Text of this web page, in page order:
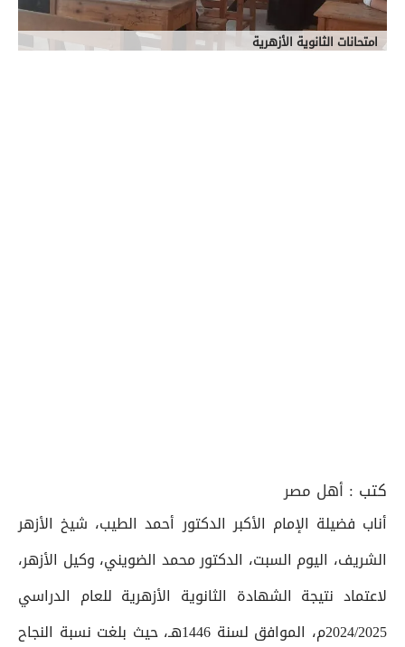
امتحانات الثانوية الأزهرية
كتب : أهل مصر
أناب فضيلة الإمام الأكبر الدكتور أحمد الطيب، شيخ الأزهر
الشريف، اليوم السبت، الدكتور محمد الضويني، وكيل الأزهر،
لاعتماد نتيجة الشهادة الثانوية الأزهرية للعام الدراسي
2024/2025م، الموافق لسنة 1446هـ، حيث بلغت نسبة النجاح